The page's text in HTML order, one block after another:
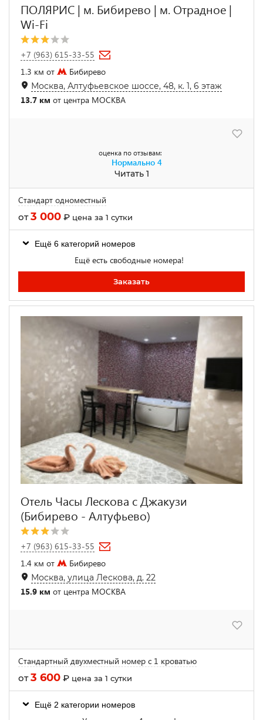
ПОЛЯРИС | м. Бибирево | м. Отрадное |
Wi-Fi
+7 (963) 615-33-55
1.3 км от
Бибирево
Москва, Алтуфьевское шоссе, 48, к. 1, 6 этаж
13.7 км от центра МОСКВА
оценка по отзывам:
Нормально 4
Читать 1
Стандарт одноместный
от3 000 ₽ цена за 1 сутки
Ещё 6 категорий номеров
Ещё есть свободные номера!
Заказать
Отель Часы Лескова с Джакузи
(Бибирево - Алтуфьево)
+7 (963) 615-33-55
1.4 км от
Бибирево
Москва, улица Лескова, д. 22
15.9 км от центра МОСКВА
Стандартный двухместный номер с 1 кроватью
от3 600 ₽ цена за 1 сутки
Ещё 2 категории номеров